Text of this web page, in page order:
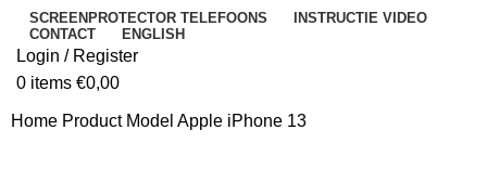
SCREENPROTECTOR TELEFOONS
INSTRUCTIE VIDEO
CONTACT
ENGLISH
Login / Register
0 items €0,00
Home Product ModelApple iPhone 13